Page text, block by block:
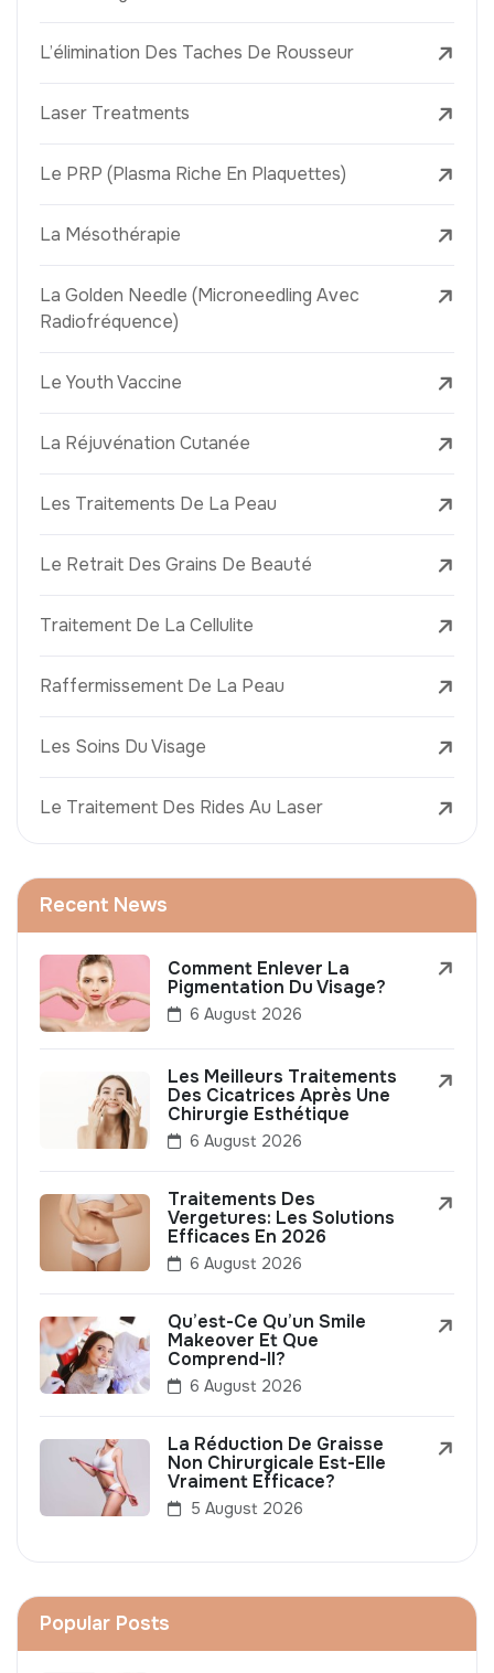
L’élimination Des Taches De Rousseur
Laser Treatments
Le PRP (Plasma Riche En Plaquettes)
La Mésothérapie
La Golden Needle (Microneedling Avec
Radiofréquence)
Le Youth Vaccine
La Réjuvénation Cutanée
Les Traitements De La Peau
Le Retrait Des Grains De Beauté
Traitement De La Cellulite
Raffermissement De La Peau
Les Soins Du Visage
Le Traitement Des Rides Au Laser
Recent News
Comment Enlever La
Pigmentation Du Visage?
6 August 2026
Les Meilleurs Traitements
Des Cicatrices Après Une
Chirurgie Esthétique
6 August 2026
Traitements Des
Vergetures: Les Solutions
Efficaces En 2026
6 August 2026
Qu’est-Ce Qu’un Smile
Makeover Et Que
Comprend-Il?
6 August 2026
La Réduction De Graisse
Non Chirurgicale Est-Elle
Vraiment Efficace?
5 August 2026
Popular Posts